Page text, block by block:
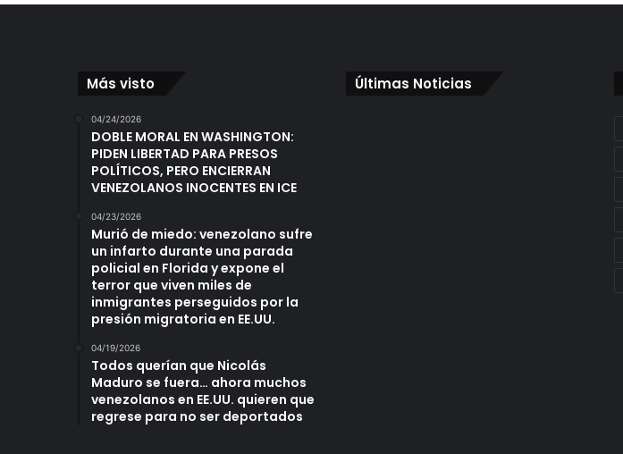
Más visto
04/24/2026
DOBLE MORAL EN WASHINGTON:
PIDEN LIBERTAD PARA PRESOS
POLÍTICOS, PERO ENCIERRAN
VENEZOLANOS INOCENTES EN ICE
04/23/2026
Murió de miedo: venezolano sufre
un infarto durante una parada
policial en Florida y expone el
terror que viven miles de
inmigrantes perseguidos por la
presión migratoria en EE.UU.
04/19/2026
Todos querían que Nicolás
Maduro se fuera… ahora muchos
venezolanos en EE.UU. quieren que
regrese para no ser deportados
Últimas Noticias